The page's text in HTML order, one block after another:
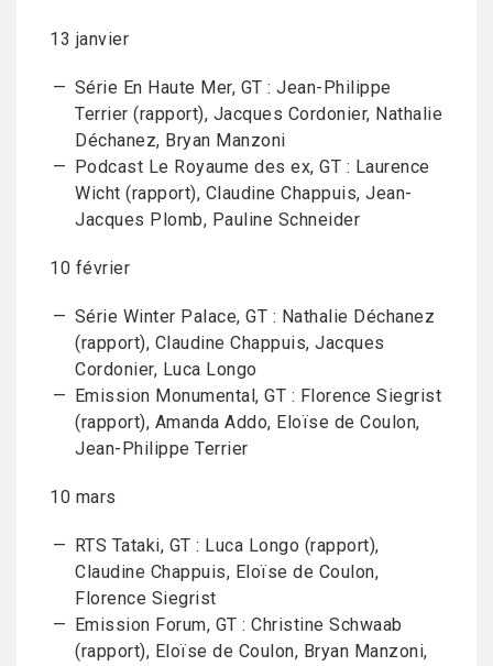
13 janvier
Série En Haute Mer, GT : Jean-Philippe
Terrier (rapport), Jacques Cordonier, Nathalie
Déchanez, Bryan Manzoni
Podcast Le Royaume des ex, GT : Laurence
Wicht (rapport), Claudine Chappuis, Jean-
Jacques Plomb, Pauline Schneider
10 février
Série Winter Palace, GT : Nathalie Déchanez
(rapport), Claudine Chappuis, Jacques
Cordonier, Luca Longo
Emission Monumental, GT : Florence Siegrist
(rapport), Amanda Addo, Eloïse de Coulon,
Jean-Philippe Terrier
10 mars
RTS Tataki, GT : Luca Longo (rapport),
Claudine Chappuis, Eloïse de Coulon,
Florence Siegrist
Emission Forum, GT : Christine Schwaab
(rapport), Eloïse de Coulon, Bryan Manzoni,